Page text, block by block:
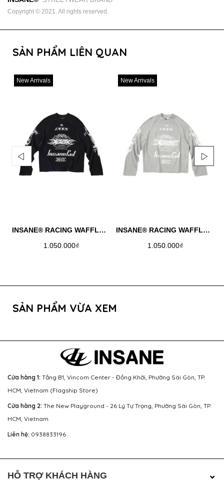
Copyright © 2021. All rights reserved.
SẢN PHẨM LIÊN QUAN
New Arrivals
INSANE® RACING WAFFLE LONGSLEEVE - BLACK
1.050.000₫
New Arrivals
INSANE® RACING WAFFLE LONGSLEEVE - MELANGE
1.050.000₫
SẢN PHẨM VỪA XEM
Cửa hàng 1: Tầng B1, Vincom Center - Đồng Khởi, Phường Sài Gòn, TP.
HCM, Vietnam (Flagship Store)
Cửa hàng 2: The New Playground - 26 Lý Tự Trọng, Phường Sài Gòn, TP.
HCM, Vietnam
Liên hệ: 0938833196
HỖ TRỢ KHÁCH HÀNG